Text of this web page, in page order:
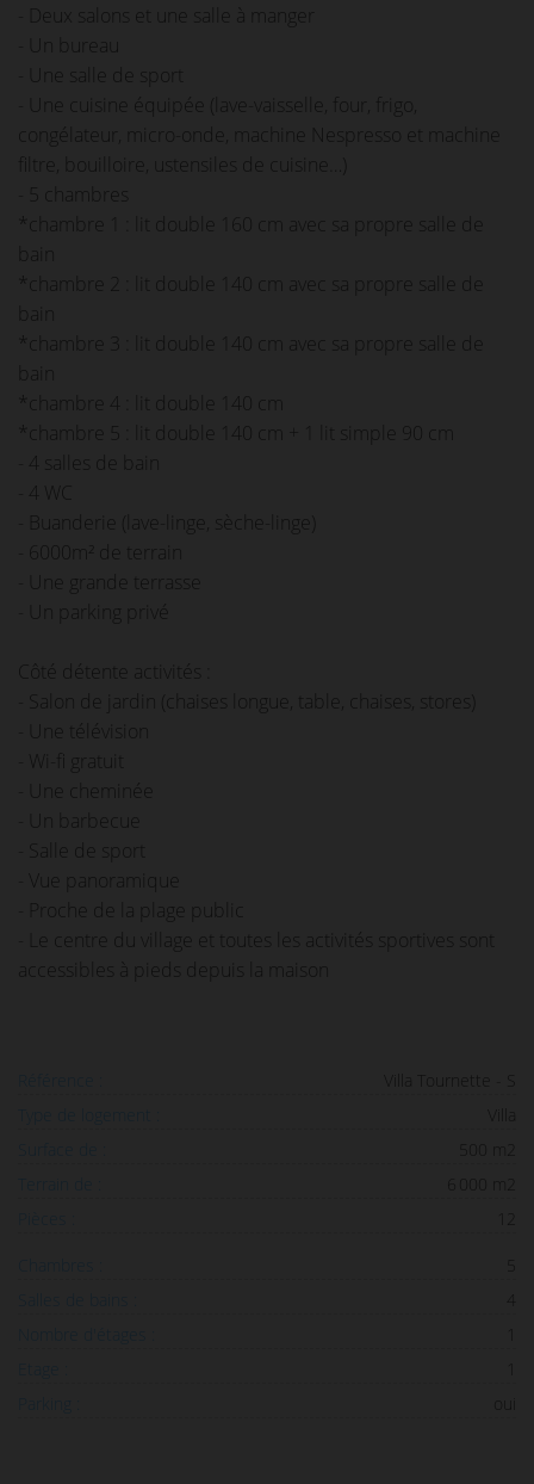
- Deux salons et une salle à manger
- Un bureau
- Une salle de sport
- Une cuisine équipée (lave-vaisselle, four, frigo,
congélateur, micro-onde, machine Nespresso et machine
filtre, bouilloire, ustensiles de cuisine…)
- 5 chambres
*chambre 1 : lit double 160 cm avec sa propre salle de
*chambre 2 : lit double 140 cm avec sa propre salle de
*chambre 3 : lit double 140 cm avec sa propre salle de
*chambre 4 : lit double 140 cm
*chambre 5 : lit double 140 cm + 1 lit simple 90 cm
- 4 salles de bain
- Buanderie (lave-linge, sèche-linge)
- 6000m² de terrain
- Une grande terrasse
- Un parking privé
Côté détente activités :
- Salon de jardin (chaises longue, table, chaises, stores)
- Une télévision
- Wi-fi gratuit
- Une cheminée
- Un barbecue
- Salle de sport
- Vue panoramique
- Proche de la plage public
- Le centre du village et toutes les activités sportives sont
accessibles à pieds depuis la maison
Villa Tournette - S
500 m2
6 000 m2
12
oui